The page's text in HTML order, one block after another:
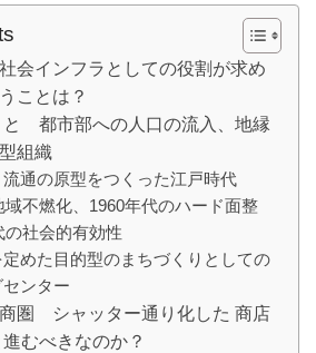
会インフラとしての役割が求め
ことは？
都市部への人口の流入、地縁
組織
通の原型をつくった江戸時代
域不燃化、1960年代のハード面整
の社会的有効性
めた目的型のまちづくりとしての
ンター
圏 シャッター通り化した 商店
むべきなのか？